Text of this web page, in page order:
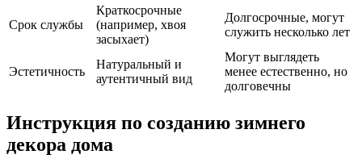
Срок службы
Краткосрочные
(например, хвоя
засыхает)
Долгосрочные, могут
служить несколько лет
Эстетичность
Натуральный и
аутентичный вид
Могут выглядеть
менее естественно, но
долговечны
Инструкция по созданию зимнего
декора дома